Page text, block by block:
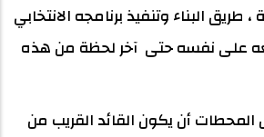
طريق البناء وتنفيذ برنامجه الانتخابي
على نفسه حتى آخر لحظة من هذه
أن يكون القائد القريب من